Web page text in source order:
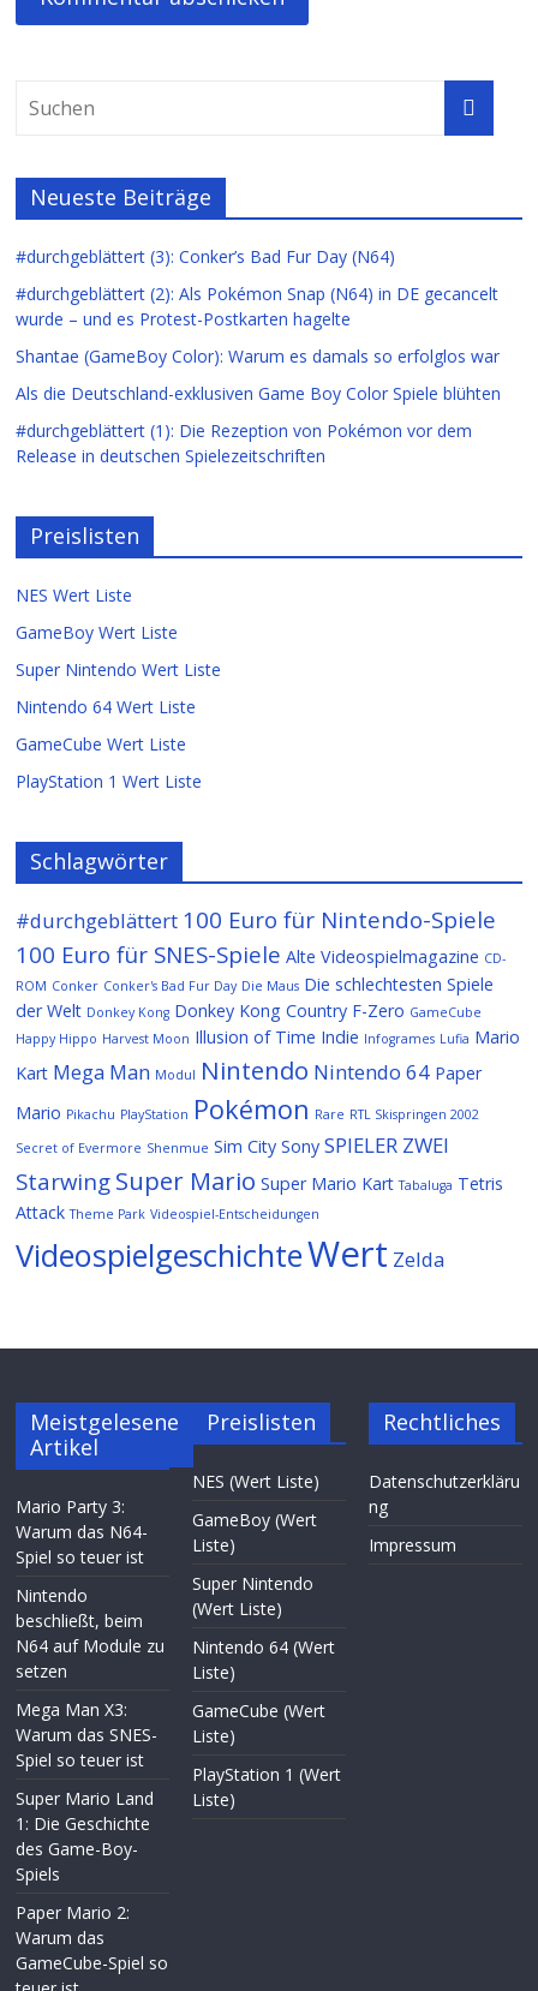
Neueste Beiträge
#durchgeblättert (3): Conker’s Bad Fur Day (N64)
#durchgeblättert (2): Als Pokémon Snap (N64) in DE gecancelt
wurde – und es Protest-Postkarten hagelte
Shantae (GameBoy Color): Warum es damals so erfolglos war
Als die Deutschland-exklusiven Game Boy Color Spiele blühten
#durchgeblättert (1): Die Rezeption von Pokémon vor dem
Release in deutschen Spielezeitschriften
Preislisten
NES Wert Liste
GameBoy Wert Liste
Super Nintendo Wert Liste
Nintendo 64 Wert Liste
GameCube Wert Liste
PlayStation 1 Wert Liste
Schlagwörter
#durchgeblättert 100 Euro für Nintendo-Spiele
100 Euro für SNES-Spiele Alte Videospielmagazine CD-
ROM Conker Conker's Bad Fur Day Die Maus Die schlechtesten Spiele
der Welt Donkey Kong Donkey Kong Country F-Zero GameCube
Happy Hippo Harvest Moon Illusion of Time Indie Infogrames Lufia Mario
Kart Mega Man Modul Nintendo Nintendo 64 Paper
Mario Pikachu PlayStation Pokémon Rare RTL Skispringen 2002
Secret of Evermore Shenmue Sim City Sony SPIELER ZWEI
Starwing Super Mario Super Mario Kart Tabaluga Tetris
Attack Theme Park Videospiel-Entscheidungen
VideospielgeschichteWert Zelda
Meistgelesene
Artikel
Mario Party 3:
Warum das N64-
Spiel so teuer ist
Nintendo
beschließt, beim
N64 auf Module zu
setzen
Mega Man X3:
Warum das SNES-
Spiel so teuer ist
Super Mario Land
1: Die Geschichte
des Game-Boy-
Spiels
Paper Mario 2:
Warum das
GameCube-Spiel so
Preislisten
NES (Wert Liste)
GameBoy (Wert
Liste)
Super Nintendo
(Wert Liste)
Nintendo 64 (Wert
Liste)
GameCube (Wert
Liste)
PlayStation 1 (Wert
Liste)
Rechtliches
Datenschutzerkläru
ng
Impressum